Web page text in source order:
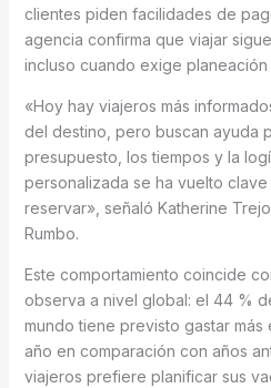
clientes piden facilidades de
agencia confirma que viajar
incluso cuando exige planeación
«Hoy hay viajeros más
del destino, pero buscan ayuda
presupuesto, los tiempos y la
personalizada se ha vuelto
reservar», señaló Katherine
Rumbo.
Este comportamiento coincide
observa a nivel global: el 44 %
mundo tiene previsto gastar
año en comparación con años
viajeros prefiere planificar sus